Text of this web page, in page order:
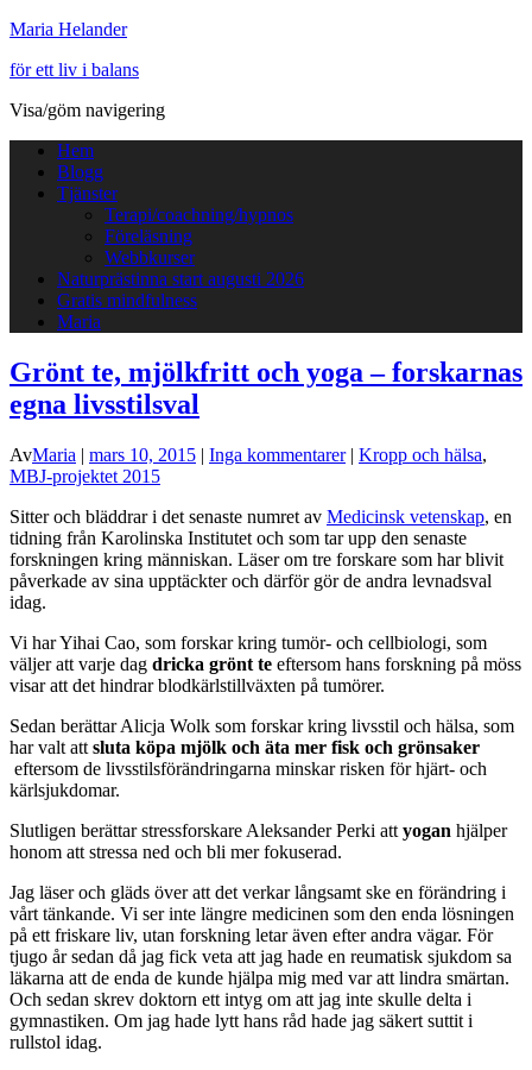
Maria Helander
för ett liv i balans
Visa/göm navigering
Hem
Blogg
Tjänster
Terapi/coachning/hypnos
Föreläsning
Webbkurser
Naturprästinna start augusti 2026
Gratis mindfulness
Maria
Grönt te, mjölkfritt och yoga – forskarnas
egna livsstilsval
AvMaria | mars 10, 2015 | Inga kommentarer| Kropp och hälsa,
MBJ-projektet 2015
Sitter och bläddrar i det senaste numret av Medicinsk vetenskap, en
tidning från Karolinska Institutet och som tar upp den senaste
forskningen kring människan. Läser om tre forskare som har blivit
påverkade av sina upptäckter och därför gör de andra levnadsval
idag.
Vi har Yihai Cao, som forskar kring tumör- och cellbiologi, som
väljer att varje dag dricka grönt te eftersom hans forskning på möss
visar att det hindrar blodkärlstillväxten på tumörer.
Sedan berättar Alicja Wolk som forskar kring livsstil och hälsa, som
har valt att sluta köpa mjölk och äta mer fisk och grönsaker
eftersom de livsstilsförändringarna minskar risken för hjärt- och
kärlsjukdomar.
Slutligen berättar stressforskare Aleksander Perki att yogan hjälper
honom att stressa ned och bli mer fokuserad.
Jag läser och gläds över att det verkar långsamt ske en förändring i
vårt tänkande. Vi ser inte längre medicinen som den enda lösningen
på ett friskare liv, utan forskning letar även efter andra vägar. För
tjugo år sedan då jag fick veta att jag hade en reumatisk sjukdom sa
läkarna att de enda de kunde hjälpa mig med var att lindra smärtan.
Och sedan skrev doktorn ett intyg om att jag inte skulle delta i
gymnastiken. Om jag hade lytt hans råd hade jag säkert suttit i
rullstol idag.